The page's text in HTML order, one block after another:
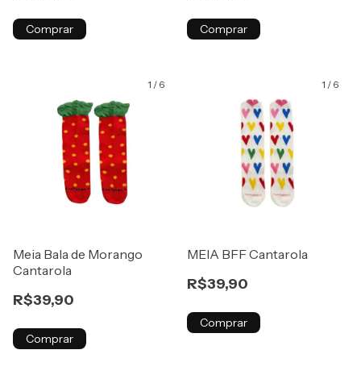
Comprar Comprar
1 / 6
Meia Bala de Morango
Cantarola
R$39,90
Comprar
1 / 6
MEIA BFF Cantarola
R$39,90
Comprar